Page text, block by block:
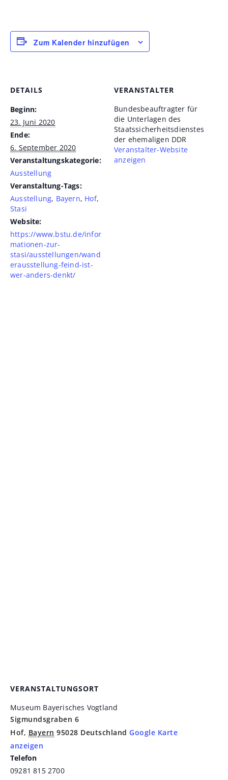
Zum Kalender hinzufügen
DETAILS
Beginn:
23. Juni 2020
Ende:
6. September 2020
Veranstaltungskategorie:
Ausstellung
Veranstaltung-Tags:
Ausstellung, Bayern, Hof,
Stasi
Website:
https://www.bstu.de/infor
mationen-zur-
stasi/ausstellungen/wand
erausstellung-feind-ist-
wer-anders-denkt/
VERANSTALTER
Bundesbeauftragter für
die Unterlagen des
Staatssicherheitsdienstes
der ehemaligen DDR
Veranstalter-Website
anzeigen
VERANSTALTUNGSORT
Museum Bayerisches Vogtland
Sigmundsgraben 6
Hof, Bayern 95028 Deutschland Google Karte
anzeigen
Telefon
09281 815 2700